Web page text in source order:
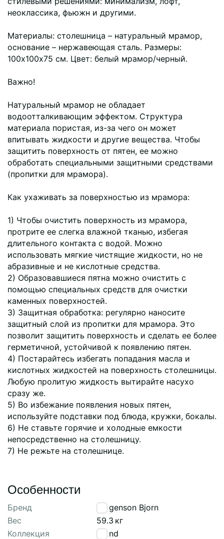
неоклассика, фьюжн и другими.
Материалы: столешница – натуральный мрамор,
основание – нержавеющая сталь. Размеры:
100х100х75 см. Цвет: белый мрамор/черный.
Важно!
Натуральный мрамор не обладает
водоотталкивающим эффектом. Структура
материала пористая, из-за чего он может
впитывать жидкости и другие вещества. Чтобы
защитить поверхность от пятен, ее можно
обработать специальными защитными средствами
(пропитки для мрамора).
Как ухаживать за поверхностью из мрамора:
1) Чтобы очистить поверхность из мрамора,
протрите ее слегка влажной тканью, избегая
длительного контакта с водой. Можно
использовать мягкие чистящие жидкости, но не
абразивные и не кислотные средства.
2) Образовавшиеся пятна можно очистить с
помощью специальных средств для очистки
каменных поверхностей.
3) Защитная обработка: регулярно наносите
защитный слой из пропитки для мрамора. Это
позволит защитить поверхность и сделать ее более
герметичной, устойчивой к появлению пятен.
4) Постарайтесь избегать попадания масла и
кислотных жидкостей на поверхность столешницы.
Любую пролитую жидкость вытирайте насухо
сразу же.
5) Во избежание появления новых пятен,
используйте подставки под блюда, кружки, бокалы.
6) Не ставьте горячие и холодные емкости
непосредственно на столешницу.
7) Не режьте на столешнице.
Особенности
Бренд
Bergenson Bjorn
Вес
59.3 кг
Коллекция
Trond